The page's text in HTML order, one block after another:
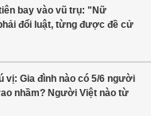
bay vào vũ trụ: "Nữ
đổi luật, từng được đề cử
vị: Gia đình nào có 5/6 người
nhầm? Người Việt nào từ